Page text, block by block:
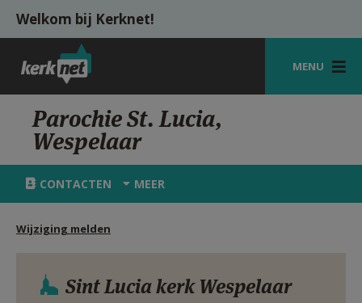
Overslaan en naar de inhoud gaan
Welkom bij Kerknet!
MENU
STARTPAGINA
KERK
VIERINGEN
HULP
Parochie St. Lucia,
Wespelaar
CONTACTEN MEER
Wijziging melden
Sint Lucia kerk Wespelaar